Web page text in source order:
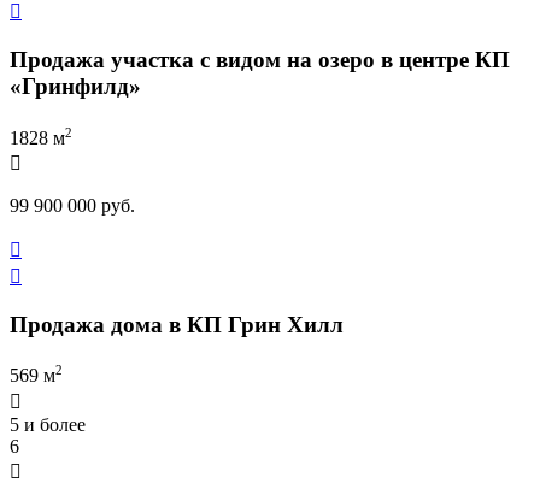

Продажа участка с видом на озеро в центре КП
«Гринфилд»
1828 м2

99 900 000 руб.


Продажа дома в КП Грин Хилл
569 м2

5 и более
6
